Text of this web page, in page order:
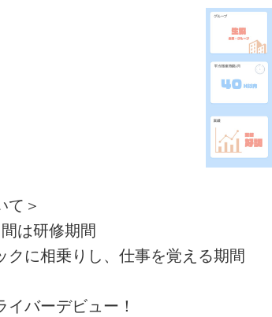
て＞
は研修期間
に相乗りし、仕事を覚える期間
イバーデビュー！